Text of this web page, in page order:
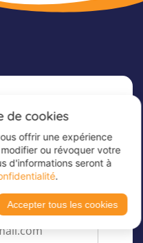
à notre
et de recevoir
e-mail ici*
de cookies
offrir une expérience
ou révoquer votre
d'informations seront à
.
Accepter tous les cookies